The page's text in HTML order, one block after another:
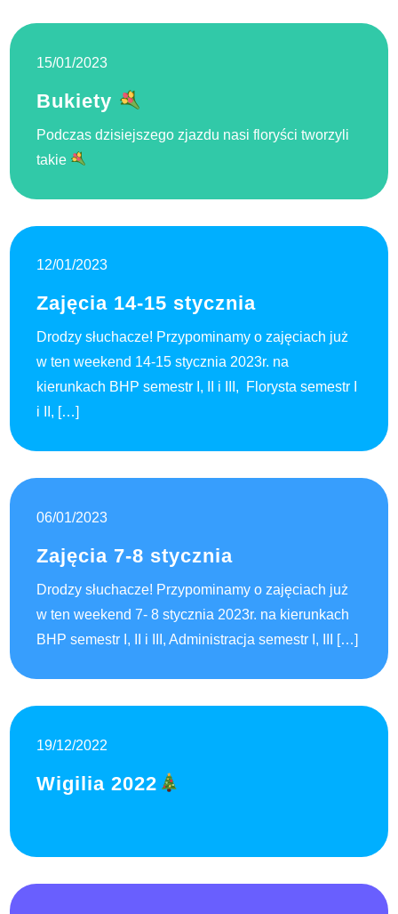
15/01/2023
Bukiety
Podczas dzisiejszego zjazdu nasi floryści tworzyli
takie
12/01/2023
Zajęcia 14-15 stycznia
Drodzy słuchacze! Przypominamy o zajęciach już
w ten weekend 14-15 stycznia 2023r. na
kierunkach BHP semestr I, II i III, Florysta semestr I
i II, […]
06/01/2023
Zajęcia 7-8 stycznia
Drodzy słuchacze! Przypominamy o zajęciach już
w ten weekend 7- 8 stycznia 2023r. na kierunkach
BHP semestr I, II i III, Administracja semestr I, III […]
19/12/2022
Wigilia 2022